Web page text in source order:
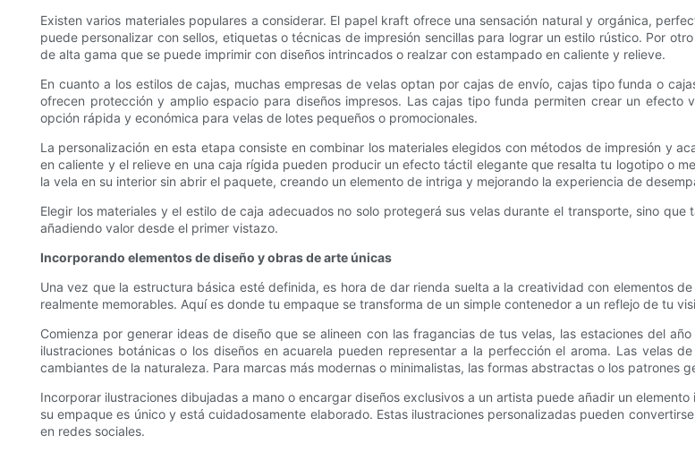
Existen varios materiales populares a considerar. El papel kraft ofrece una sensación natural y orgánica,
puede personalizar con sellos, etiquetas o técnicas de impresión sencillas para lograr un estilo rústico. Por
de alta gama que se puede imprimir con diseños intrincados o realzar con estampado en caliente y relieve.
En cuanto a los estilos de cajas, muchas empresas de velas optan por cajas de envío, cajas tipo funda o
ofrecen protección y amplio espacio para diseños impresos. Las cajas tipo funda permiten crear un
opción rápida y económica para velas de lotes pequeños o promocionales.
La personalización en esta etapa consiste en combinar los materiales elegidos con métodos de impresión y
en caliente y el relieve en una caja rígida pueden producir un efecto táctil elegante que resalta tu logotipo o
la vela en su interior sin abrir el paquete, creando un elemento de intriga y mejorando la experiencia de
Elegir los materiales y el estilo de caja adecuados no solo protegerá sus velas durante el transporte, sino
añadiendo valor desde el primer vistazo.
Incorporando elementos de diseño y obras de arte únicas
Una vez que la estructura básica esté definida, es hora de dar rienda suelta a la creatividad con elementos
realmente memorables. Aquí es donde tu empaque se transforma de un simple contenedor a un reflejo de tu
Comienza por generar ideas de diseño que se alineen con las fragancias de tus velas, las estaciones del
ilustraciones botánicas o los diseños en acuarela pueden representar a la perfección el aroma. Las velas
cambiantes de la naturaleza. Para marcas más modernas o minimalistas, las formas abstractas o los
Incorporar ilustraciones dibujadas a mano o encargar diseños exclusivos a un artista puede añadir un
su empaque es único y está cuidadosamente elaborado. Estas ilustraciones personalizadas pueden
en redes sociales.